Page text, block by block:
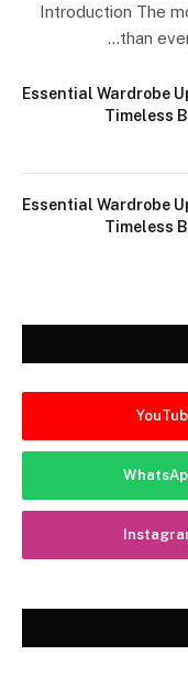
Introduction The
than
Essential Wardrobe
Timeless
Essential Wardrobe
Timeless